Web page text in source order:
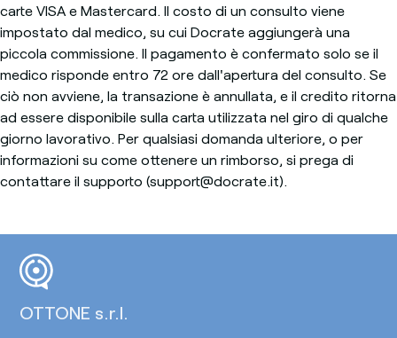
carte VISA e Mastercard. Il costo di un consulto viene
impostato dal medico, su cui Docrate aggiungerà una
piccola commissione. Il pagamento è confermato solo se il
medico risponde entro 72 ore dall'apertura del consulto. Se
ciò non avviene, la transazione è annullata, e il credito ritorna
ad essere disponibile sulla carta utilizzata nel giro di qualche
giorno lavorativo. Per qualsiasi domanda ulteriore, o per
informazioni su come ottenere un rimborso, si prega di
contattare il supporto (support@docrate.it).
OTTONE s.r.l.